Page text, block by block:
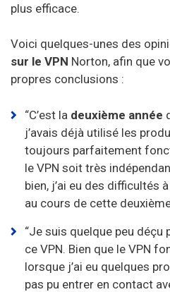
plus efficace.
Voici quelques-unes des
sur le VPN Norton, afin que
propres conclusions :
“C’est la deuxième année
j’avais déjà utilisé les
toujours parfaitement
le VPN soit très
bien, j’ai eu des difficultés
au cours de cette
“Je suis quelque peu déçu
ce VPN. Bien que le VPN
lorsque j’ai eu quelques
pas pu entrer en contact